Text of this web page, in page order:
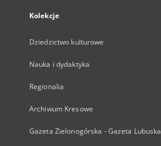
Kolekcje
Dziedzictwo kulturowe
Nauka i dydaktyka
Regionalia
Archiwum Kresowe
Gazeta Zielonogórska - Gazeta Lubuska